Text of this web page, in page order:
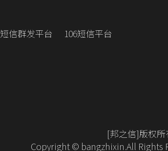
短信群发平台 106短信平台
[邦之信]版权
Copyright © bangzhixin.All Rights